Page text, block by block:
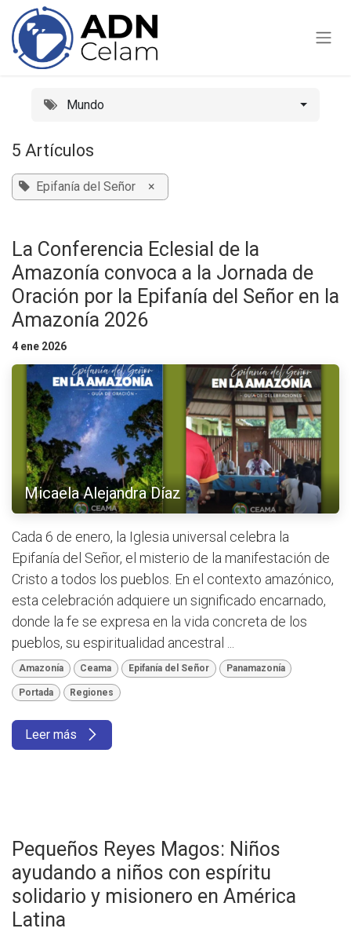
Ir al contenido
Mundo
5 Artículos
Epifanía del Señor ×
La Conferencia Eclesial de la
Amazonía convoca a la Jornada de
Oración por la Epifanía del Señor en la
Amazonía 2026
4 ene 2026
Micaela Alejandra Díaz
Cada 6 de enero, la Iglesia universal celebra la
Epifanía del Señor, el misterio de la manifestación de
Cristo a todos los pueblos. En el contexto amazónico,
esta celebración adquiere un significado encarnado,
donde la fe se expresa en la vida concreta de los
pueblos, su espiritualidad ancestral ...
Amazonía Ceama Epifanía del Señor Panamazonía
Portada Regiones
Leer más
Pequeños Reyes Magos: Niños
ayudando a niños con espíritu
solidario y misionero en América
Latina